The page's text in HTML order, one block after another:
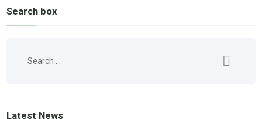
Search box
Latest News